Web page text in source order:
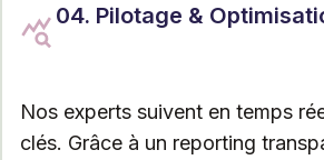
04. Pilotage &
Nos experts suivent en temps
clés. Grâce à un reporting